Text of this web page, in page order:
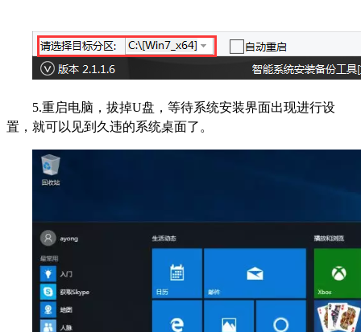
5.重启电脑，拔掉U盘，等待系统安装界面出现进行设
置，就可以见到久违的系统桌面了。